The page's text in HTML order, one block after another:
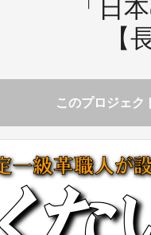
「日
【
このプロジェク